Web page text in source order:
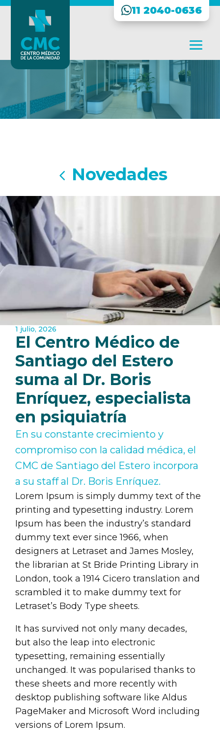
11 2040-0636
4 Novedades
1 julio, 2026
El Centro Médico de
Santiago del Estero
suma al Dr. Boris
Enríquez, especialista
en psiquiatría
En su constante crecimiento y
compromiso con la calidad médica, el
CMC de Santiago del Estero incorpora
a su staff al Dr. Boris Enríquez.
Lorem Ipsum is simply dummy text of the
printing and typesetting industry. Lorem
Ipsum has been the industry’s standard
dummy text ever since 1966, when
designers at Letraset and James Mosley,
the librarian at St Bride Printing Library in
London, took a 1914 Cicero translation and
scrambled it to make dummy text for
Letraset’s Body Type sheets.
It has survived not only many decades,
but also the leap into electronic
typesetting, remaining essentially
unchanged. It was popularised thanks to
these sheets and more recently with
desktop publishing software like Aldus
PageMaker and Microsoft Word including
versions of Lorem Ipsum.